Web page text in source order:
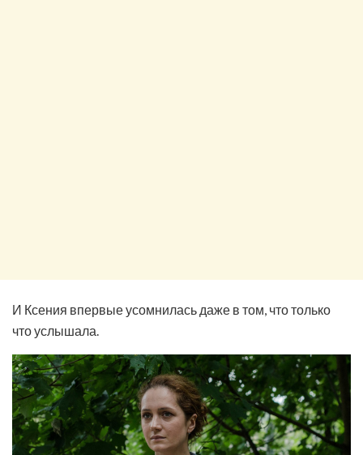
И Ксения впервые усомнилась даже в том, что только
что услышала.